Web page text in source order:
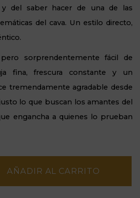
y del saber hacer de una de las
del cava. Un estilo directo,
sorprendentemente fácil de
fina, frescura constante y un
tremendamente agradable desde
lo que buscan los amantes del
engancha a quienes lo prueban
AÑADIR AL CARRITO